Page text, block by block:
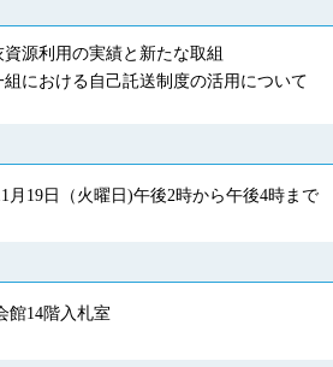
資源利用の実績と新たな取組
組における自己託送制度の活用について
月19日（火曜日)午後2時から午後4時まで
館14階入札室